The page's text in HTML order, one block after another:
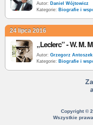
Autor: Daniel Wójtowicz
Kategorie: Biografie i
24 lipca 2016
„Leclerc” - W. M.
Autor: Grzegorz Antoszek
Kategorie: Biografie i
Copyright ©
Wszystkie